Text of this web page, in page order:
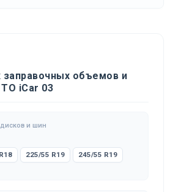
заправочных объемов и
ТО iCar 03
и шин
225/55 R19 245/55 R19